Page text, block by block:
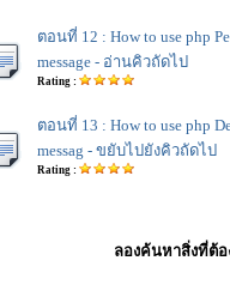
ตอนที่ 12 : How to use php
message - อ่านคิวถัดไป
Rating :
ตอนที่ 13 : How to use php
messag - ขยับไปยังคิวถัดไป
Rating :
ลองค้นหาสิ่งที่ต้อ